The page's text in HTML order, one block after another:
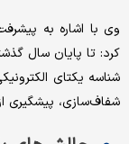
وی با اشاره به
شناسه یکتای
شفاف‌‌‌سازی، پیشگیری